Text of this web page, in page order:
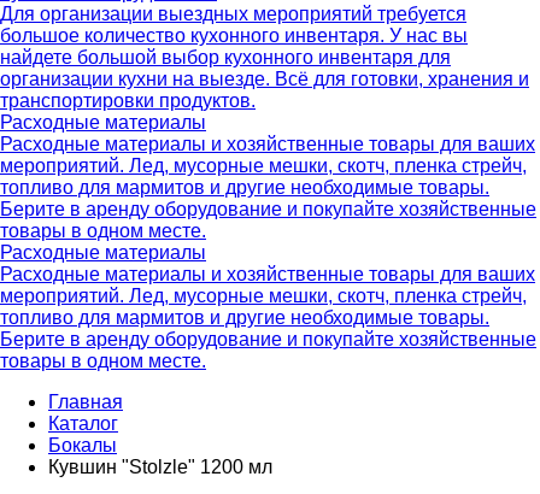
Для организации выездных мероприятий требуется
большое количество кухонного инвентаря. У нас вы
найдете большой выбор кухонного инвентаря для
организации кухни на выезде. Всё для готовки, хранения и
транспортировки продуктов.
Расходные материалы
Расходные материалы и хозяйственные товары для ваших
мероприятий. Лед, мусорные мешки, скотч, пленка стрейч,
топливо для мармитов и другие необходимые товары.
Берите в аренду оборудование и покупайте хозяйственные
товары в одном месте.
Расходные материалы
Расходные материалы и хозяйственные товары для ваших
мероприятий. Лед, мусорные мешки, скотч, пленка стрейч,
топливо для мармитов и другие необходимые товары.
Берите в аренду оборудование и покупайте хозяйственные
товары в одном месте.
Главная
Каталог
Бокалы
Кувшин "Stolzle" 1200 мл